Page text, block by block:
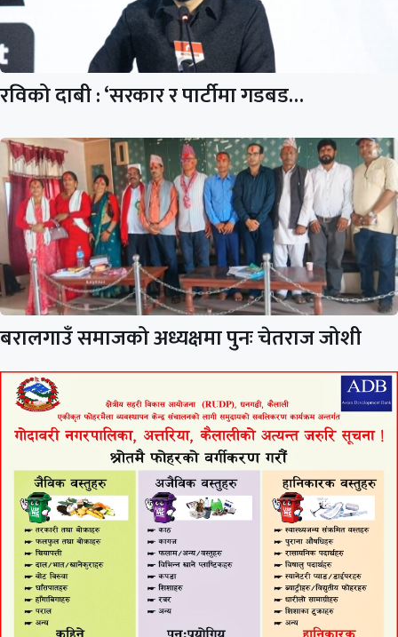
रविको दाबी : ‘सरकार र पार्टीमा गडबड…
बरालगाउँ समाजको अध्यक्षमा पुनः चेतराज जोशी